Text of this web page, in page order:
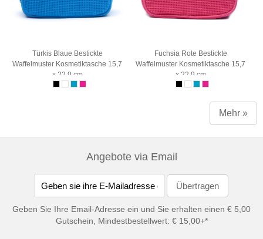
Türkis Blaue Bestickte
Waffelmuster Kosmetiktasche 15,7
x 22,9 cm
Fuchsia Rote Bestickte
Waffelmuster Kosmetiktasche 15,7
x 22,9 cm
Mehr »
Angebote via Email
Geben Sie Ihre Email-Adresse ein und Sie erhalten einen € 5,00
Gutschein, Mindestbestellwert: € 15,00+*